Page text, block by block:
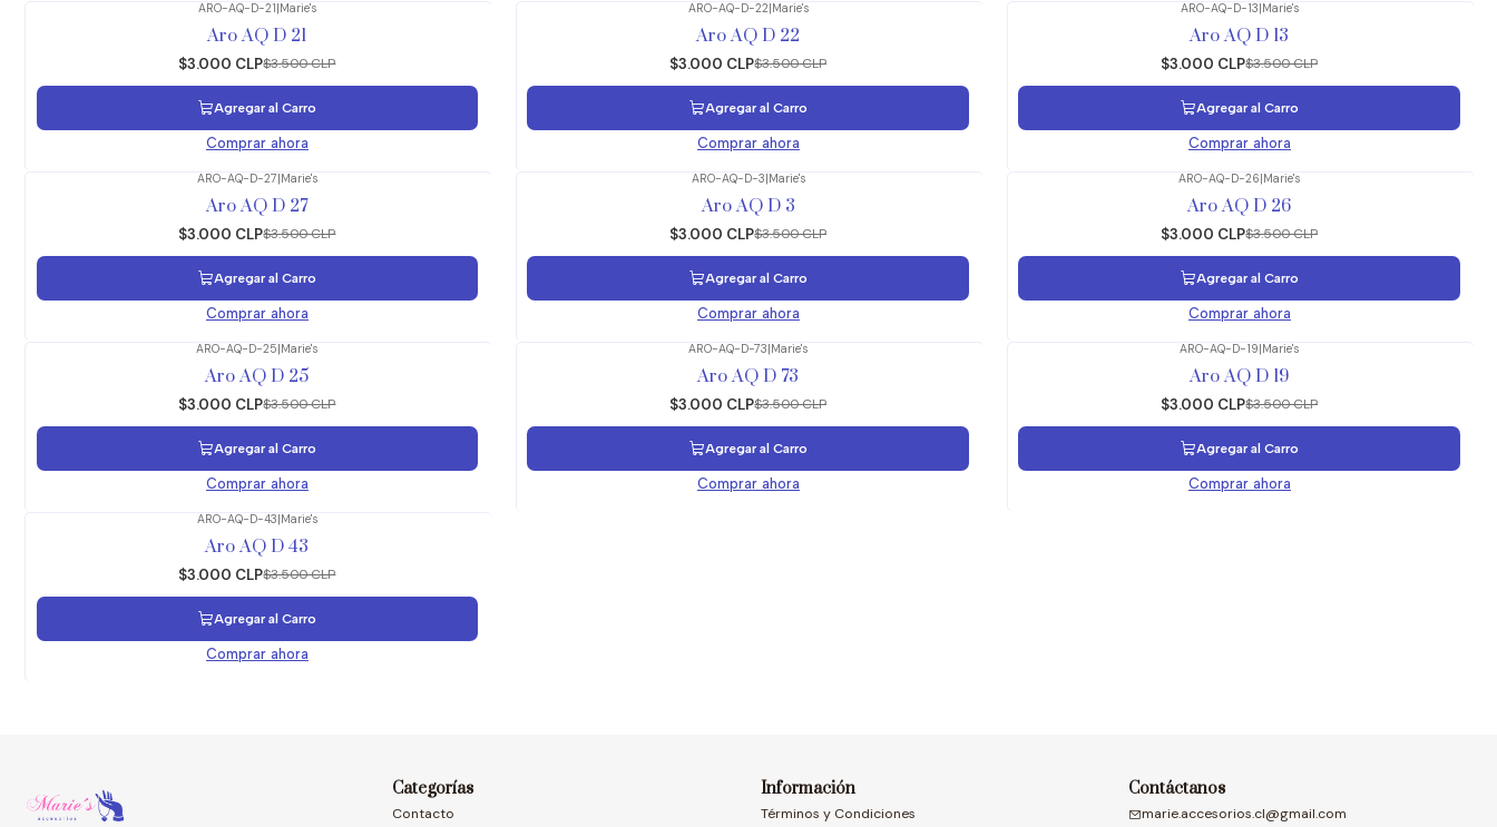
ARO-AQ-D-21 Marie's
Aro AQ D 21
$3.000 CLP$3.500 CLP
Agregar al Carro
Comprar ahora
ARO-AQ-D-22| Marie's
Aro AQ D 22
$3.000 CLP$3.500 CLP
Agregar al Carro
Comprar ahora
ARO-AQ-D-13 Marie's
Aro AQ D 13
$3.000 CLP$3.500 CLP
Agregar al Carro
Comprar ahora
ARO-AQ-D-27 Marie's
Aro AQ D 27
$3.000 CLP$3.500 CLP
Agregar al Carro
Comprar ahora
ARO-AQ-D-3 Marie's
Aro AQ D 3
$3.000 CLP$3.500 CLP
Agregar al Carro
Comprar ahora
ARO-AQ-D-26 Marie's
Aro AQ D 26
$3.000 CLP$3.500 CLP
Agregar al Carro
Comprar ahora
ARO-AQ-D-25 Marie's
Aro AQ D 25
$3.000 CLP$3.500 CLP
Agregar al Carro
Comprar ahora
ARO-AQ-D-73 Marie's
Aro AQ D 73
$3.000 CLP$3.500 CLP
Agregar al Carro
Comprar ahora
ARO-AQ-D-19 Marie's
Aro AQ D 19
$3.000 CLP$3.500 CLP
Agregar al Carro
Comprar ahora
ARO-AQ-D-43 Marie's
Aro AQ D 43
$3.000 CLP$3.500 CLP
Agregar al Carro
Comprar ahora
Categorías
Contacto
Información
Términos y Condiciones
Contáctanos
marie.accesorios.cl@gmail.com